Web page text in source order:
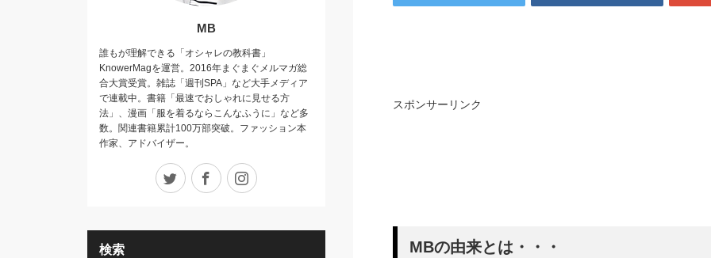
スポンサーリンク
MBの由来とは・・・
MB
誰もが理解できる「オシャレの教科書」
KnowerMagを運営。2016年まぐまぐメルマガ総
合大賞受賞。雑誌「週刊SPA」など大手メディア
で連載中。書籍「最速でおしゃれに見せる方
法」、漫画「服を着るならこんなふうに」など多
数。関連書籍累計100万部突破。ファッション本
作家、アドバイザー。
Twitter Facebook
検索